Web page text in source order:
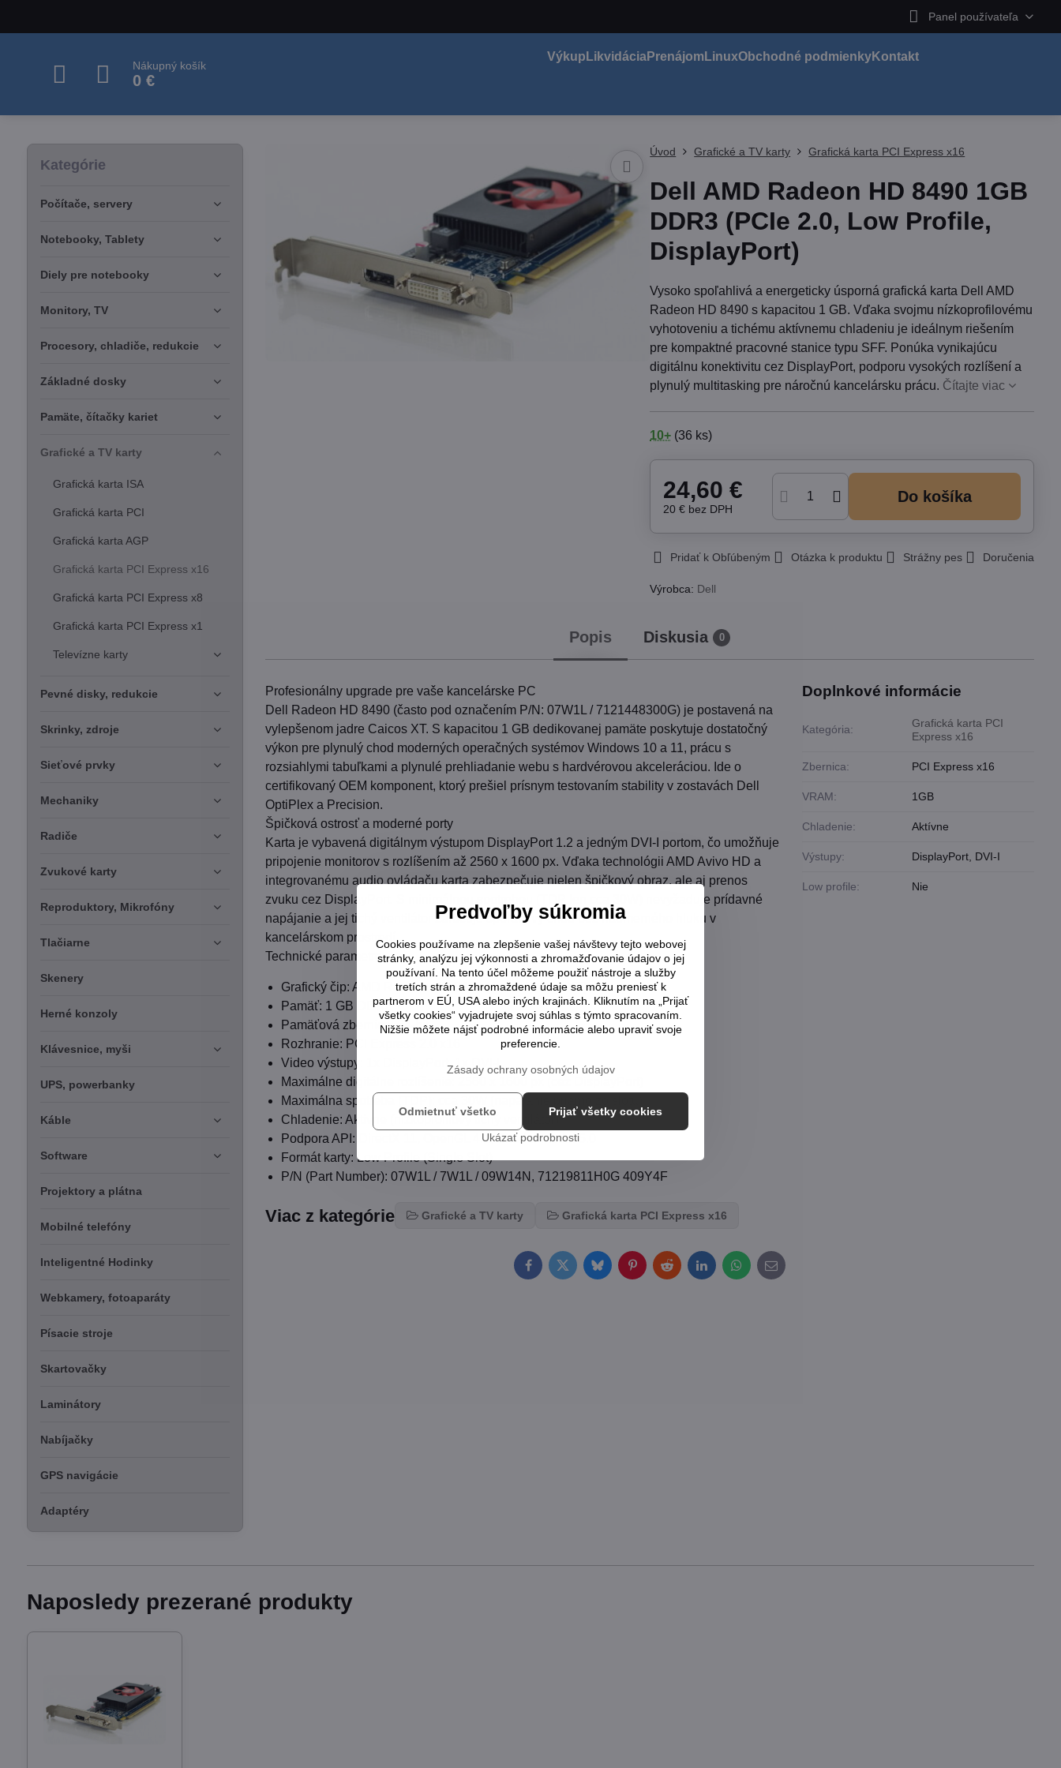
Panel používateľa
Nákupný košík
0 €
Výkup LikvidáciaPrenájom LinuxObchodné podmienkyKontakt
Úvod Grafické a TV karty Grafická karta PCI Express x16
Dell AMD Radeon HD 8490 1GB
DDR3 (PCIe 2.0, Low Profile,
DisplayPort)
Vysoko spoľahlivá a energeticky úsporná grafická karta Dell AMD
Radeon HD 8490 s kapacitou 1 GB. Vďaka svojmu nízkoprofilovému
vyhotoveniu a tichému aktívnemu chladeniu je ideálnym riešením
pre kompaktné pracovné stanice typu SFF. Ponúka vynikajúcu
digitálnu konektivitu cez DisplayPort, podporu vysokých rozlíšení a
plynulý multitasking pre náročnú kancelársku prácu. Čítajte viac
10+ (36 ks)
24,60 €
20 € bez DPH
Do košíka
Pridať k Obľúbeným Otázka k produktu Strážny pes Doručenia
Výrobca: Dell
Popis Diskusia 0
Profesionálny upgrade pre vaše kancelárske PC
Dell Radeon HD 8490 (často pod označením P/N: 07W1L / 7121448300G) je postavená na
vylepšenom jadre Caicos XT. S kapacitou 1 GB dedikovanej pamäte poskytuje dostatočný
výkon pre plynulý chod moderných operačných systémov Windows 10 a 11, prácu s
rozsiahlymi tabuľkami a plynulé prehliadanie webu s hardvérovou akceleráciou. Ide o
certifikovaný OEM komponent, ktorý prešiel prísnym testovaním stability v zostavách Dell
OptiPlex a Precision.
Špičková ostrosť a moderné porty
Karta je vybavená digitálnym výstupom DisplayPort 1.2 a jedným DVI-I portom, čo umožňuje
pripojenie monitorov s rozlíšením až 2560 x 1600 px. Vďaka technológii AMD Avivo HD a
integrovanému audio ovládaču karta zabezpečuje nielen špičkový obraz, ale aj prenos
zvuku cez DisplayPort. S minimálnou spotrebou (TDP len cca 30W) nevyžaduje prídavné
napájanie a jej tichý ventilátor zaručuje spoľahlivý chod bez nadmerného hluku v
kancelárskom prostredí.
Technické parametre:
Grafický čip: AMD Radeon HD 8490 (Jadro Caicos XT)
Pamäť: 1 GB DDR3
Pamäťová zbernica: 64-bit
Rozhranie: PCI Express 2.0 x16
Video výstupy: 1x DisplayPort, 1x DVI-I
Maximálne digitálne rozlíšenie: 2560 x 1600 px (cez DisplayPort)
Maximálna spotreba (TDP): cca 30W (napájanie priamo zo slotu)
Chladenie: Aktívne (nízkoprofilový tichý ventilátor)
Podpora API: DirectX 11, OpenGL 4.1, Shader Model 5.0
Formát karty: Low Profile (Single Slot)
P/N (Part Number): 07W1L / 7W1L / 09W14N, 71219811H0G 409Y4F
Viac z kategórie Grafické a TV karty Grafická karta PCI Express x16
Doplnkové informácie
Kategória:
Grafická karta PCI
Express x16
Zbernica: PCI Express x16
VRAM: 1GB
Chladenie: Aktívne
Výstupy: DisplayPort, DVI-I
Low profile: Nie
FacebookTwitterBlueskyPinterestRedditLinkedInWhatsApp
E-
mail
Kategórie
Počítače, servery
Notebooky, Tablety
Diely pre notebooky
Monitory, TV
Procesory, chladiče, redukcie
Základné dosky
Pamäte, čítačky kariet
Grafické a TV karty
Grafická karta ISA
Grafická karta PCI
Grafická karta AGP
Grafická karta PCI Express x16
Grafická karta PCI Express x8
Grafická karta PCI Express x1
Televízne karty
Pevné disky, redukcie
Skrinky, zdroje
Sieťové prvky
Mechaniky
Radiče
Zvukové karty
Reproduktory, Mikrofóny
Tlačiarne
Skenery
Herné konzoly
Klávesnice, myši
UPS, powerbanky
Káble
Software
Projektory a plátna
Mobilné telefóny
Inteligentné Hodinky
Webkamery, fotoaparáty
Písacie stroje
Skartovačky
Laminátory
Nabíjačky
GPS navigácie
Adaptéry
Naposledy prezerané produkty
Predvoľby súkromia
Cookies používame na zlepšenie vašej návštevy tejto webovej
stránky, analýzu jej výkonnosti a zhromažďovanie údajov o jej
používaní. Na tento účel môžeme použiť nástroje a služby
tretích strán a zhromaždené údaje sa môžu preniesť k
partnerom v EÚ, USA alebo iných krajinách. Kliknutím na „Prijať
všetky cookies“ vyjadrujete svoj súhlas s týmto spracovaním.
Nižšie môžete nájsť podrobné informácie alebo upraviť svoje
preferencie.
Zásady ochrany osobných údajov
Ukázať podrobnosti
Prijať všetky cookies
Odmietnuť všetko